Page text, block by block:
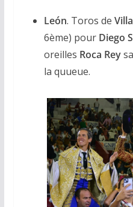
León. Toros de
6ème) pour Diego
oreilles Roca Rey
la quueue.